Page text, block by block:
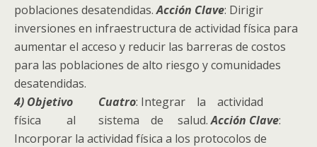
poblaciones desatendidas.Acción Clave: Dirigir
inversiones en infraestructura de actividad física para
aumentar el acceso y reducir las barreras de costos
para las poblaciones de alto riesgo y comunidades
desatendidas.
4) Objetivo Cuatro: Integrar la actividad
física al sistema de salud.Acción Clave:
Incorporar la actividad física a los protocolos de